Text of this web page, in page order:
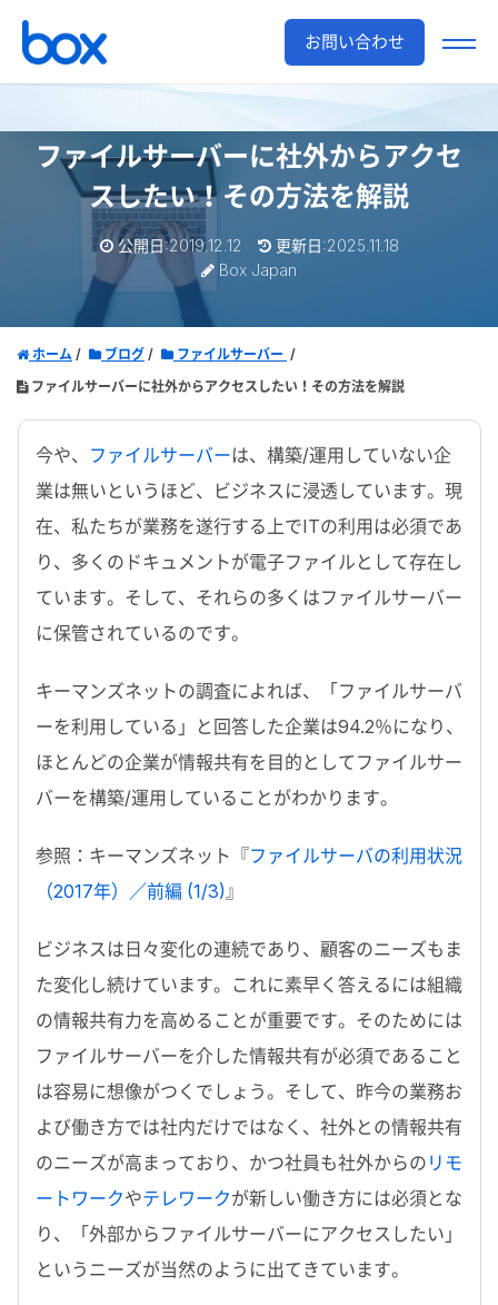
お問い合わせ
ファイルサーバーに社外からアクセ
スしたい！その方法を解説
公開日:2019.12.12
更新日:2025.11.18
Box Japan
ホーム ブログ
ファイルサーバー
ファイルサーバーに社外からアクセスしたい！その方法を解説
今や、 ファイルサーバーは、構築/運用していない企
業は無いというほど、ビジネスに浸透しています。現
在、私たちが業務を遂行する上でITの利用は必須であ
り、多くのドキュメントが電子ファイルとして存在し
ています。そして、それらの多くはファイルサーバー
に保管されているのです。
キーマンズネットの調査によれば、「ファイルサーバ
ーを利用している」と回答した企業は94.2％になり、
ほとんどの企業が情報共有を目的としてファイルサー
バーを構築/運用していることがわかります。
参照：キーマンズネット『ファイルサーバの利用状況
（2017年）／前編 (1/3)』
ビジネスは日々変化の連続であり、顧客のニーズもま
た変化し続けています。これに素早く答えるには組織
の情報共有力を高めることが重要です。そのためには
ファイルサーバーを介した情報共有が必須であること
は容易に想像がつくでしょう。そして、昨今の業務お
よび働き方では社内だけではなく、社外との情報共有
のニーズが高まっており、かつ社員も社外からの リモ
ートワークやテレワークが新しい働き方には必須とな
り、「外部からファイルサーバーにアクセスしたい」
というニーズが当然のように出てきています。